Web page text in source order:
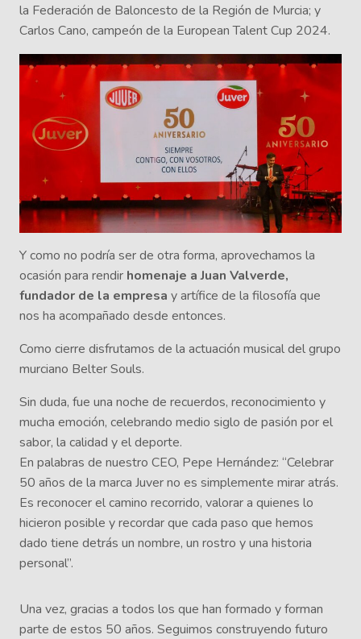
la Federación de Baloncesto de la Región de Murcia; y
Carlos Cano, campeón de la European Talent Cup 2024.
Y como no podría ser de otra forma, aprovechamos la
ocasión para rendir homenaje a Juan Valverde,
fundador de la empresa y artífice de la filosofía que
nos ha acompañado desde entonces.
Como cierre disfrutamos de la actuación musical del grupo
murciano Belter Souls.
Sin duda, fue una noche de recuerdos, reconocimiento y
mucha emoción, celebrando medio siglo de pasión por el
sabor, la calidad y el deporte.
En palabras de nuestro CEO, Pepe Hernández: “Celebrar
50 años de la marca Juver no es simplemente mirar atrás.
Es reconocer el camino recorrido, valorar a quienes lo
hicieron posible y recordar que cada paso que hemos
dado tiene detrás un nombre, un rostro y una historia
personal”.
Una vez, gracias a todos los que han formado y forman
parte de estos 50 años. Seguimos construyendo futuro